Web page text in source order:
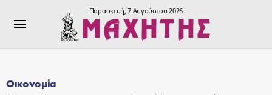
Παρασκευή, 7 Αυγούστου 2026
Οικονομία